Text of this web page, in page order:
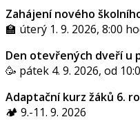
Zahájení nového
🏫 úterý 1. 9. 2026, 8:00
Den otevřených dveří u
🥳 pátek 4. 9. 2026, od
Adaptační kurz žáků 6.
🏕️ 9.-11. 9. 2026